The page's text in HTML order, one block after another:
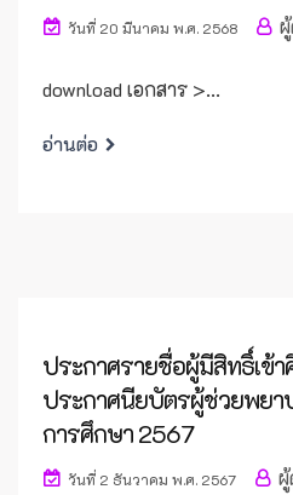
วันที่ 20 มีนาคม พ.ศ. 2568
download เอกสาร >...
อ่านต่อ
ประกาศรายชื่อผู้มีสิทธิ์เข้
ประกาศนียบัตรผู้ช่วยพยา
การศึกษา 2567
วันที่ 2 ธันวาคม พ.ศ. 2567